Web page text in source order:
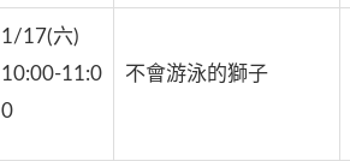
1/17(六)
10:00-11:0
0
不會游泳的獅子